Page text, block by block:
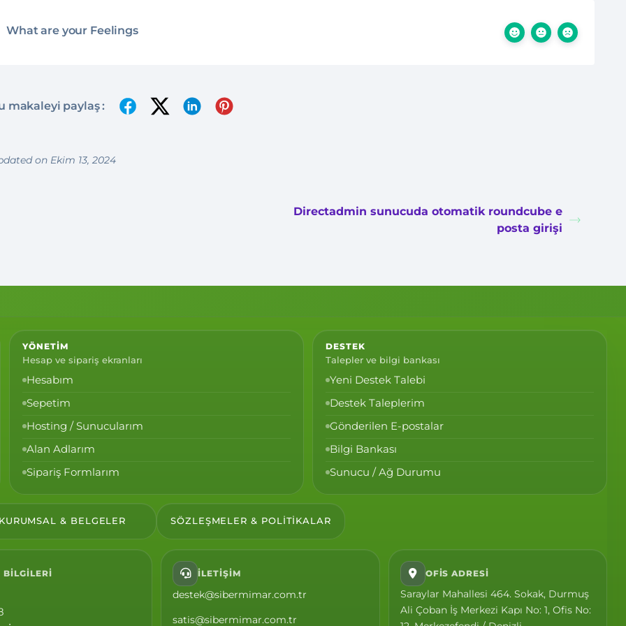
What are your Feelings
makaleyi paylaş :
on Ekim 13, 2024
Directadmin sunucuda otomatik roundcube e
posta girişi
YÖNETIM
Hesap ve sipariş ekranları
Hesabım
Sepetim
Hosting / Sunucularım
Alan Adlarım
Sipariş Formlarım
DESTEK
Talepler ve bilgi bankası
Yeni Destek Talebi
Destek Taleplerim
Gönderilen E-postalar
Bilgi Bankası
Sunucu / Ağ Durumu
& BELGELER SÖZLEŞMELER & POLITIKALAR
BILGILERI İLETIŞIM
destek@sibermimar.com.tr
satis@sibermimar.com.tr
OFIS ADRESI
Saraylar Mahallesi 464. Sokak, Durmuş
Ali Çoban İş Merkezi Kapı No: 1, Ofis No: